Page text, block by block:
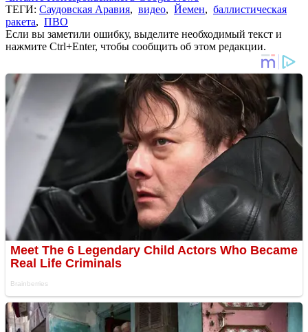
ТЕГИ: Саудовская Аравия, видео, Йемен, баллистическая
ракета, ПВО
Если вы заметили ошибку, выделите необходимый текст и
нажмите Ctrl+Enter, чтобы сообщить об этом редакции.